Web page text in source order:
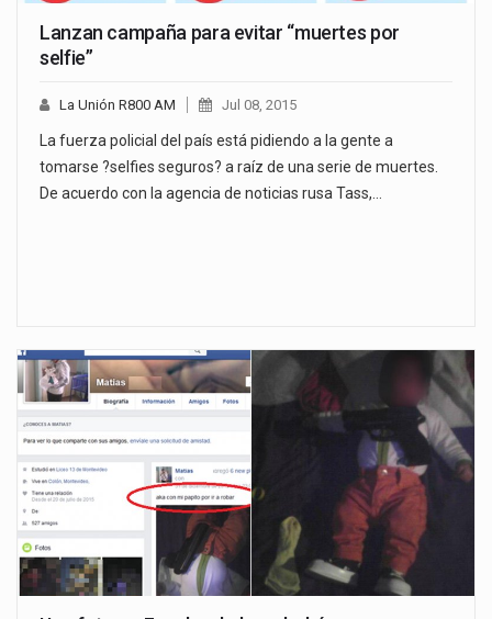
Lanzan campaña para evitar “muertes por
selfie”
La Unión R800 AM Jul 08, 2015
La fuerza policial del país está pidiendo a la gente a
tomarse ?selfies seguros? a raíz de una serie de muertes.
De acuerdo con la agencia de noticias rusa Tass,…